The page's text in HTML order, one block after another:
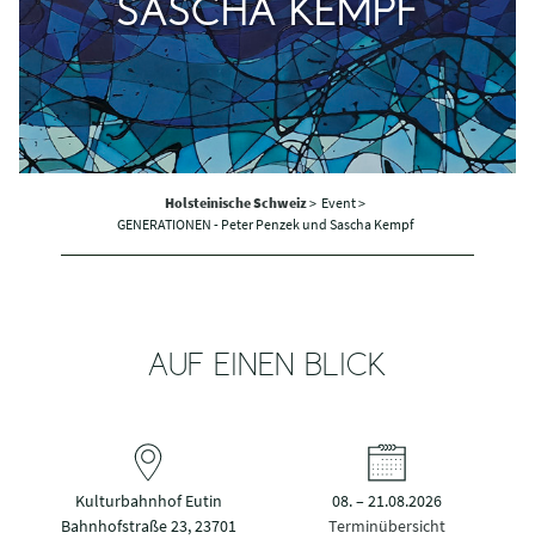
SASCHA KEMPF
Holsteinische Schweiz> Event >
GENERATIONEN - Peter Penzek und Sascha Kempf
AUF EINEN BLICK
Kulturbahnhof Eutin
Bahnhofstraße 23, 23701
08. – 21.08.2026
Terminübersicht